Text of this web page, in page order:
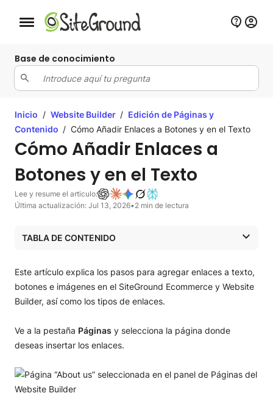
Botón de navegación móvil
Base de conocimiento
Inicio / Website Builder / Edición de Páginas y
Contenido / Cómo Añadir Enlaces a Botones y en el Texto
Cómo Añadir Enlaces a
Botones y en el Texto
Lee y resume el articulo:
Última actualización: Jul 13, 2026•2 min de lectura
TABLA DE CONTENIDO
Añadir un enlace de texto
Añadir enlace a un botón
Añadir enlace a una imagen
Añadir un enlace a una URL personalizada
Añadir un enlace a una dirección de email (mailto)
Añadir un enlace a un archivo
Este artículo explica los pasos para agregar enlaces a texto,
botones e imágenes en el SiteGround Ecommerce y Website
Builder, así como los tipos de enlaces.
Ve a la pestaña Páginas y selecciona la página donde
deseas insertar los enlaces.